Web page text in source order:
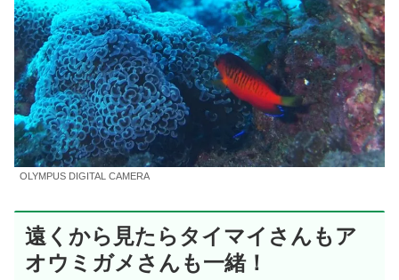
OLYMPUS DIGITAL CAMERA
遠くから見たらタイマイさんもア
オウミガメさんも一緒！